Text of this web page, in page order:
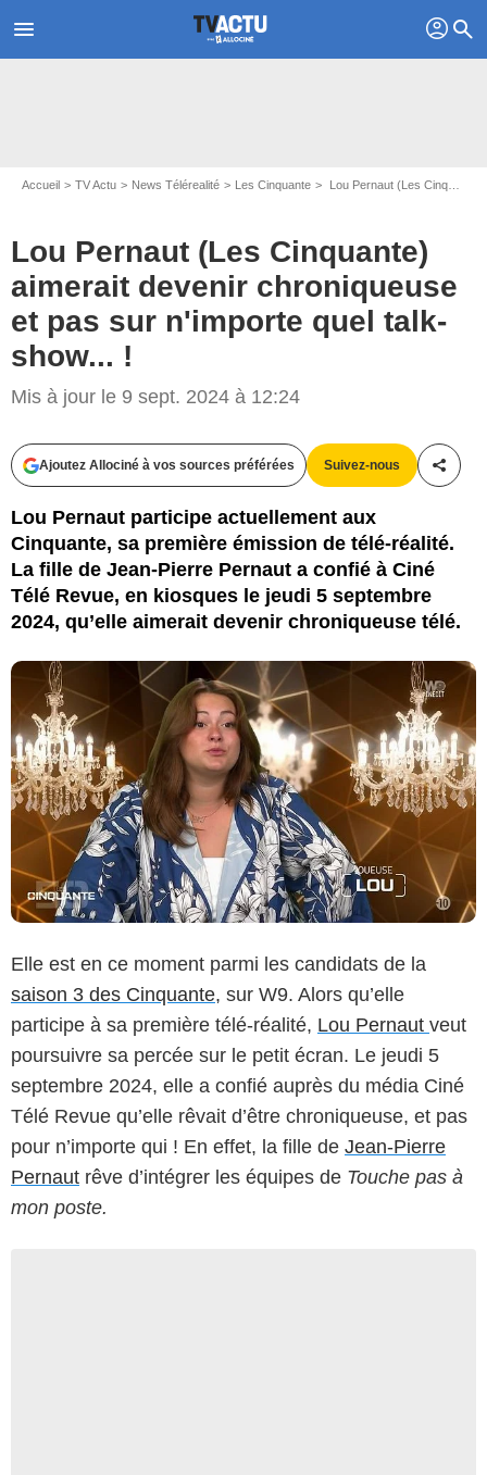
menu profil search
Accueil TV Actu News Télérealité Les Cinquante Lou Pernaut (Les Cinquante) aimerait devenir chroniqueuse et pas sur n'importe quel talk-show... !
Lou Pernaut (Les Cinquante)
aimerait devenir chroniqueuse
et pas sur n'importe quel talk-
show... !
Mis à jour le 9 sept. 2024 à 12:24
Ajoutez Allociné à vos sources préférées Suivez-nous
Lou Pernaut participe actuellement aux
Cinquante, sa première émission de télé-réalité.
La fille de Jean-Pierre Pernaut a confié à Ciné
Télé Revue, en kiosques le jeudi 5 septembre
2024, qu’elle aimerait devenir chroniqueuse télé.
Captures d'écran Les Cinquante / W9
Elle est en ce moment parmi les candidats de la
saison 3 des Cinquante, sur W9. Alors qu’elle
participe à sa première télé-réalité, Lou Pernaut veut
poursuivre sa percée sur le petit écran. Le jeudi 5
septembre 2024, elle a confié auprès du média Ciné
Télé Revue qu’elle rêvait d’être chroniqueuse, et pas
pour n’importe qui ! En effet, la fille de Jean-Pierre
Pernaut rêve d’intégrer les équipes de Touche pas à
mon poste.